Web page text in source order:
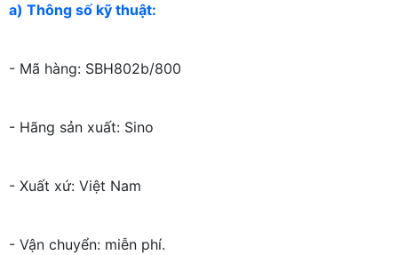
a) Thông số kỹ thuật:
- Mã hàng: SBH802b/800
- Hãng sản xuất: Sino
- Xuất xứ: Việt Nam
- Vận chuyển: miễn phí.